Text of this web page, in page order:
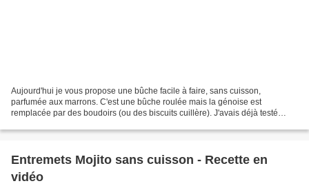
Aujourd'hui je vous propose une bûche facile à faire, sans cuisson,
parfumée aux marrons. C'est une bûche roulée mais la génoise est
remplacée par des boudoirs (ou des biscuits cuillère). J'avais déjà testé
Entremets Mojito sans cuisson - Recette en
vidéo